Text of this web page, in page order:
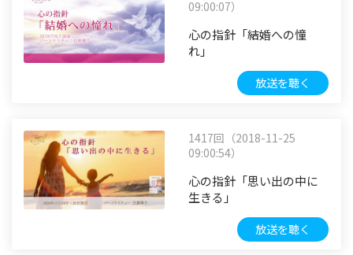
09:00:07）
心の指針「結婚への憧
れ」
放送を聴く
1417回（2018-11-25
09:00:54）
心の指針「思い出の中に
生きる」
放送を聴く